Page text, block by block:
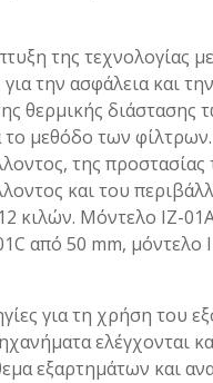
της τεχνολογίας
την ασφάλεια και
θερμικής
μεθόδο των
της
και του
κιλών. Μόντελο IZ-
από 50 mm,
για τη χρήση του
ελέγχονται
εξαρτημάτων και